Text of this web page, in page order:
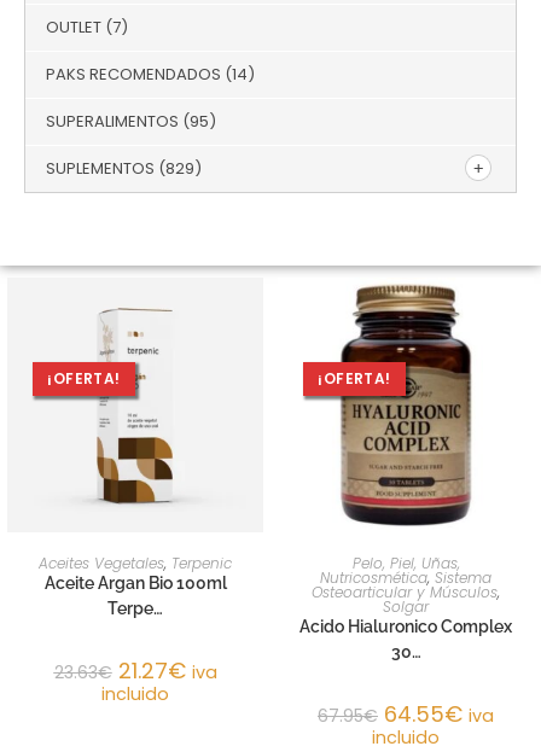
OUTLET (7)
PAKS RECOMENDADOS (14)
SUPERALIMENTOS (95)
SUPLEMENTOS (829)
¡OFERTA!
AÑADIR AL CARRITO
Aceites Vegetales, Terpenic
Aceite Argan Bio 100ml
Terpe…
23.63€ 21.27€ iva
incluido
¡OFERTA!
AÑADIR AL CARRITO
Pelo, Piel, Uñas,
Nutricosmética, Sistema
Osteoarticular y Músculos,
Solgar
Acido Hialuronico Complex
30…
67.95€ 64.55€ iva
incluido